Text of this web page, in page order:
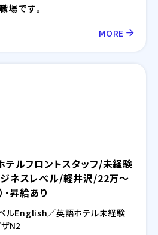
場です。
MORE
テルフロントスタッフ/未経験
ネスレベル/軽井沢/22万～
昇給あり
ルEnglish／英語ホテル未経験
N2